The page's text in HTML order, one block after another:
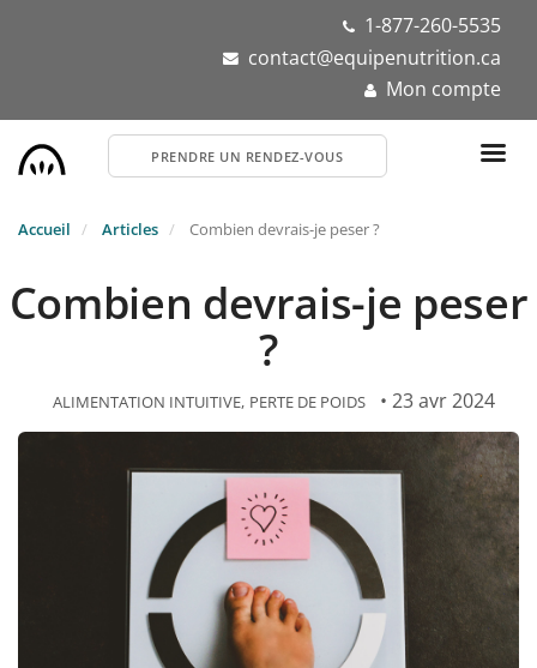
1-877-260-5535
contact@equipenutrition.ca
Mon compte
PRENDRE UN RENDEZ-VOUS
Accueil Articles Combien devrais-je peser ?
Combien devrais-je peser
?
ALIMENTATION INTUITIVE PERTE DE POIDS • 23 avr 2024